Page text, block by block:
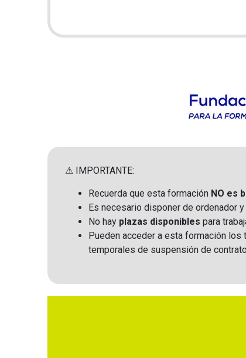
⚠ IMPORTANTE:
Recuerda que esta formación NO es
Es necesario disponer de ordenador
No hay plazas disponibles para
Pueden acceder a esta formación
temporales de suspensión de